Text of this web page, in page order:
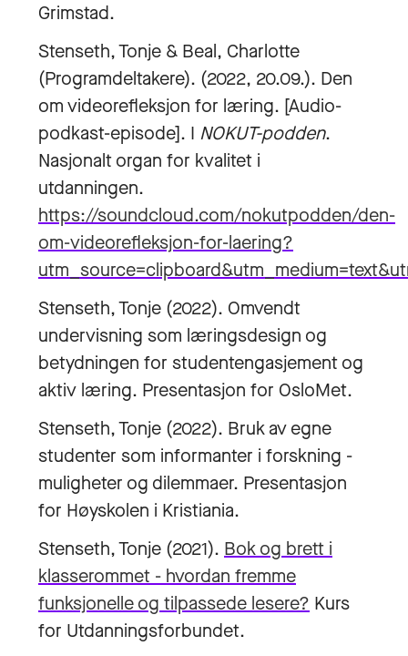
Grimstad.
Stenseth, Tonje & Beal, Charlotte
(Programdeltakere). (2022, 20.09.). Den
om videorefleksjon for læring. [Audio-
podkast-episode]. I NOKUT-podden.
Nasjonalt organ for kvalitet i
utdanningen.
https://soundcloud.com/nokutpodden/den-
om-videorefleksjon-for-laering?
Stenseth, Tonje (2022). Omvendt
undervisning som læringsdesign og
betydningen for studentengasjement og
aktiv læring. Presentasjon for OsloMet.
Stenseth, Tonje (2022). Bruk av egne
studenter som informanter i forskning -
muligheter og dilemmaer. Presentasjon
for Høyskolen i Kristiania.
Stenseth, Tonje (2021). Bok og brett i
klasserommet - hvordan fremme
funksjonelle og tilpassede lesere? Kurs
for Utdanningsforbundet.